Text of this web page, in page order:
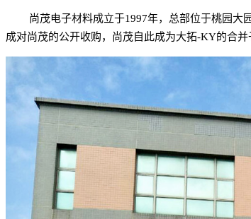
尚茂电子材料成立于1997年，总部位于桃园大
成对尚茂的公开收购，尚茂自此成为大拓-KY的合并